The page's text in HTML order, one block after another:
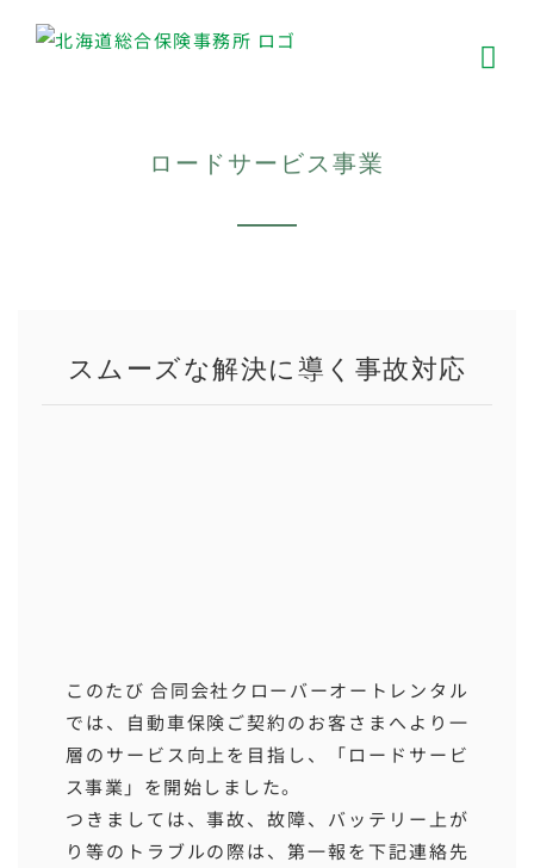
ロードサービス事業
スムーズな解決に導く事故対応
このたび 合同会社クローバーオートレンタル
では、自動車保険ご契約のお客さまへより一
層のサービス向上を目指し、「ロードサービ
ス事業」を開始しました。
つきましては、事故、故障、バッテリー上が
り等のトラブルの際は、第一報を下記連絡先